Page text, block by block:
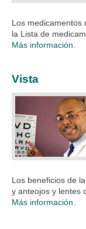
Los medicamentos
la Lista de
Más información.
Vista
Los beneficios de
y anteojos y lentes
Más información.